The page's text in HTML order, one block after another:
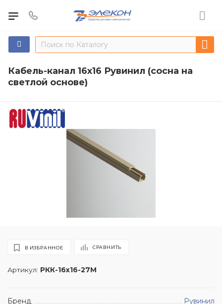
Кабель-канал 16х16 Рувинил (сосна на
светлой основе)
Артикул: РКК-16х16-27М
В ИЗБРАННОЕ СРАВНИТЬ
Бренд
Рувинил